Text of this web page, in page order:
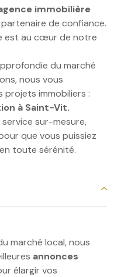
immobilière
de confiance.
est au cœur de notre
du marché
nous vous
immobiliers :
à Saint-Vit.
sur-mesure,
que vous puissiez
toute sérénité.
marché local, nous
annonces
élargir vos